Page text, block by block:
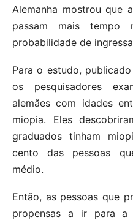
Alemanha mostrou que
passam mais
probabilidade de
Para o estudo,
os pesquisadores
alemães com idades
miopia. Eles
graduados tinham
cento das pessoas
médio.
Então, as pessoas que
propensas a ir para a